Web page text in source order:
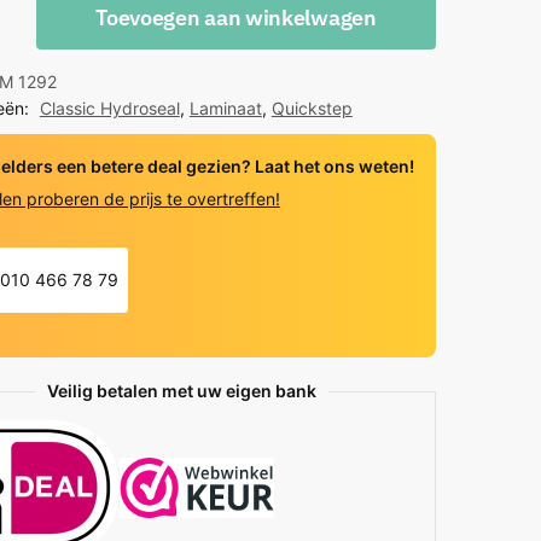
Toevoegen aan winkelwagen
1292
Classic Hydroseal, Laminaat, Quickstep
elders een betere deal gezien? Laat het ons weten!
proberen de prijs te overtreffen!
010 466 78 79
Veilig betalen met uw eigen bank